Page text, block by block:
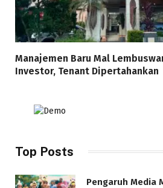
Manajemen Baru Mal
Investor, Tenant Dipertahankan
Top Posts
Pengaruh Media